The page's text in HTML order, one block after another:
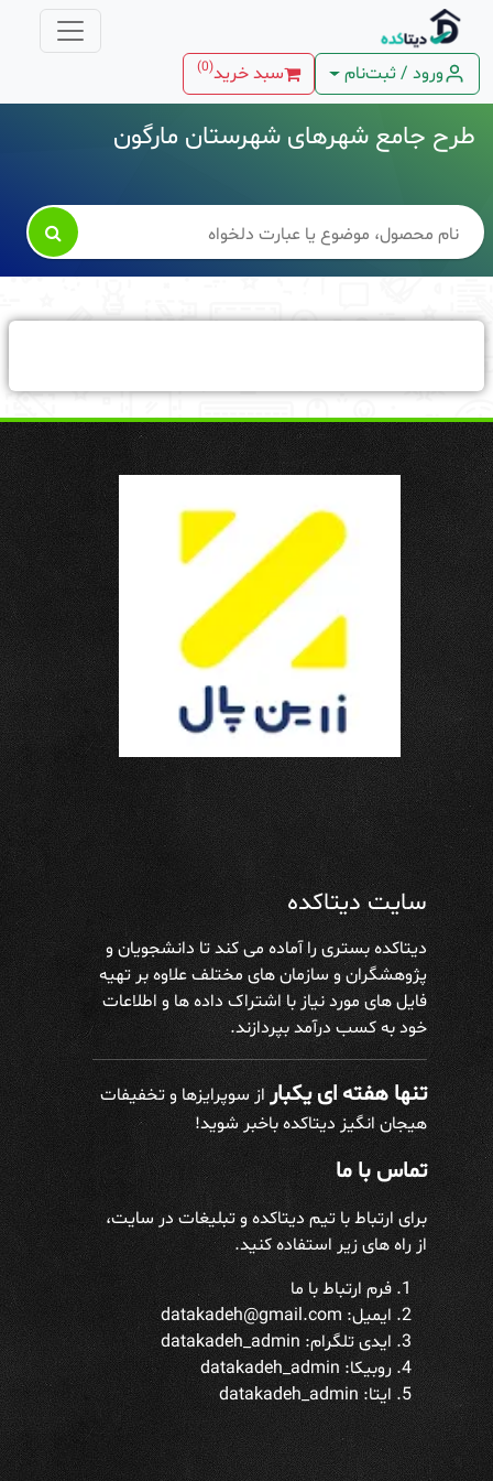
ورود / ثبت‌نام سبد خرید(
0
)
طرح جامع شهرهای شهرستان مارگون

سایت دیتاکده
دیتاکده بستری را آماده می کند تا دانشجویان و
پژوهشگران و سازمان های مختلف علاوه بر تهیه
فایل های مورد نیاز با اشتراک داده ها و اطلاعات
خود به کسب درآمد بپردازند.
تنها هفته ای یکباراز سوپرایزها و تخفیفات
هیجان انگیز دیتاکده باخبر شوید!
تماس با ما
برای ارتباط با تیم دیتاکده و تبلیغات در سایت،
از راه های زیر استفاده کنید.
فرم ارتباط با ما
ایمیل: datakadeh@gmail.com
ایدی تلگرام:datakadeh_admin
روبیکا: datakadeh_admin
ایتا: datakadeh_admin